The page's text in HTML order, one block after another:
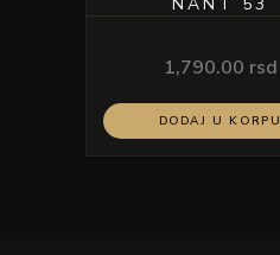
1,790.00 rsd
DODAJ U KORPU